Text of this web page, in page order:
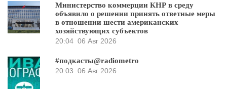
Министерство коммерции КНР в среду
объявило о решении принять ответные меры
в отношении шести американских
хозяйствующих субъектов
20:04 06 Авг 2026
#подкасты@radiometro
20:03 06 Авг 2026